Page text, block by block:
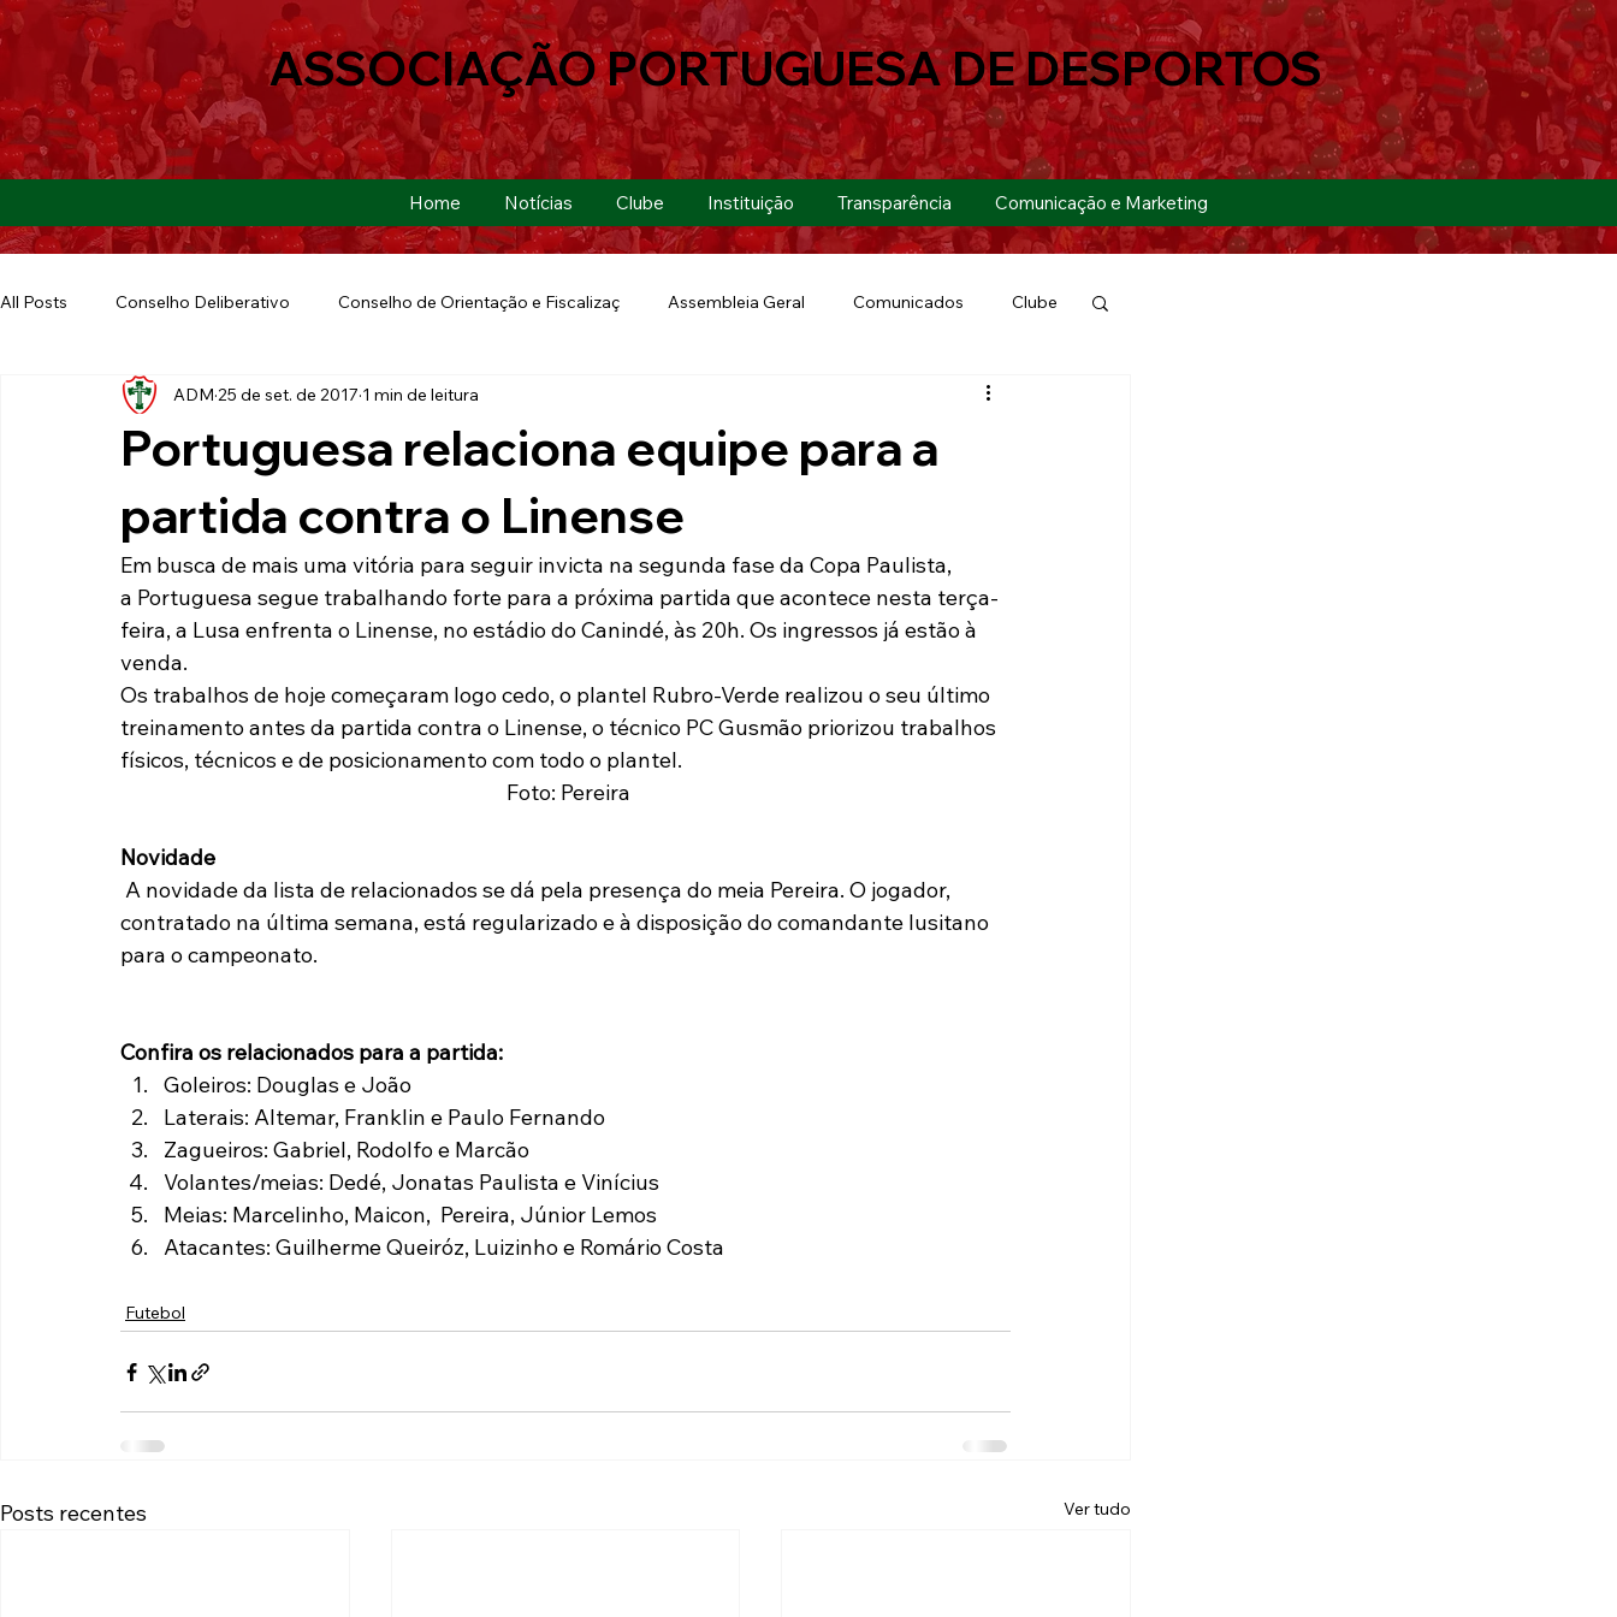
Home Notícias Clube Instituição Transparência Comunicação e Marketing
ASSOCIAÇÃO PORTUGUESA DE DESPORTOS
All Posts Conselho Deliberativo Conselho de Orientação e Fiscalizaç Assembleia Geral Comunicados Clube
Ação Social Futebol Americano Copa São Paulo
Futebol de Base Lusa Run 2019
Paulista A2 2019 Portuguesas pelo Brasil Ouvidoria Modalidades Marketing Sócio-Torcedor
Tabelas Recuperação Judicial
Portuguesa relaciona equipe para a
partida contra o Linense
ADM 25 de set. de 2017 1 min de leitura
Em busca de mais uma vitória para seguir invicta na segunda fase da Copa Paulista,
a Portuguesa segue trabalhando forte para a próxima partida que acontece nesta terça-
feira, a Lusa enfrenta o Linense, no estádio do Canindé, às 20h. Os ingressos já estão à
venda.
Os trabalhos de hoje começaram logo cedo, o plantel Rubro-Verde realizou o seu último
treinamento antes da partida contra o Linense, o técnico PC Gusmão priorizou trabalhos
físicos, técnicos e de posicionamento com todo o plantel.
Foto: Pereira
Novidade
contratado na última semana, está regularizado e à disposição do comandante lusitano
para o campeonato.
Confira os relacionados para a partida:
Goleiros: Douglas e João
Laterais: Altemar, Franklin e Paulo Fernando
Zagueiros: Gabriel, Rodolfo e Marcão
Volantes/meias: Dedé, Jonatas Paulista e Vinícius
Meias: Marcelinho, Maicon,  Pereira, Júnior Lemos
Atacantes: Guilherme Queiróz, Luizinho e Romário Costa
Futebol
Posts recentes Ver tudo